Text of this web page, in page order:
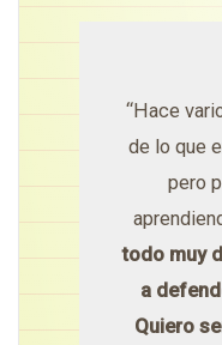
“Hace
de lo que
pero
todo muy
a
Quiero